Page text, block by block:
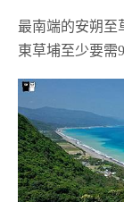
最南端的安朔至
東草埔至少要需